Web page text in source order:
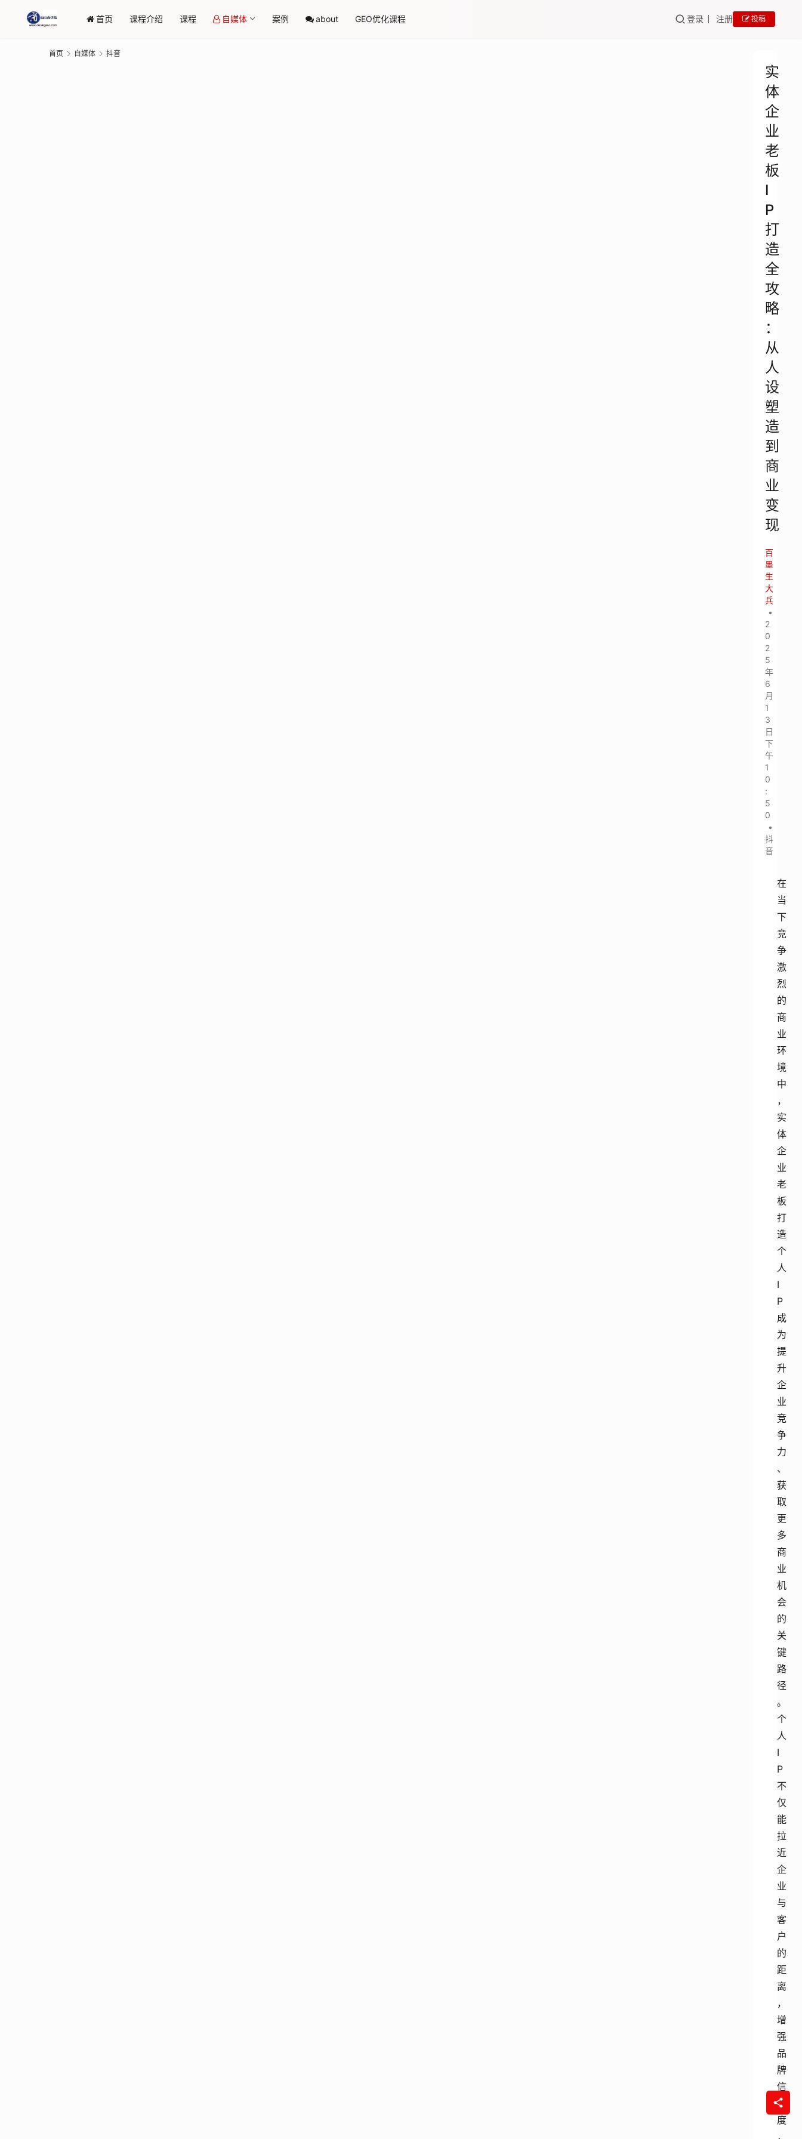
首页 课程介绍 课程 自媒体 案例 about GEO优化课程 登录 注册 投稿
首页 自媒体 抖音
实
体
企
业
老
板
I
P
打
造
全
攻
略
：
从
人
设
塑
造
到
商
业
变
现
百
墨
生
大
兵
•
2
0
2
5
年
6
月
1
3
日
下
午
1
0
:
5
0
•
抖
音
在
当
下
竞
争
激
烈
的
商
业
环
境
中
，
实
体
企
业
老
板
打
造
个
人
I
P
成
为
提
升
企
业
竞
争
力
、
获
取
更
多
商
业
机
会
的
关
键
路
径
。
个
人
I
P
不
仅
能
拉
近
企
业
与
客
户
的
距
离
，
增
强
品
牌
信
任
度
，